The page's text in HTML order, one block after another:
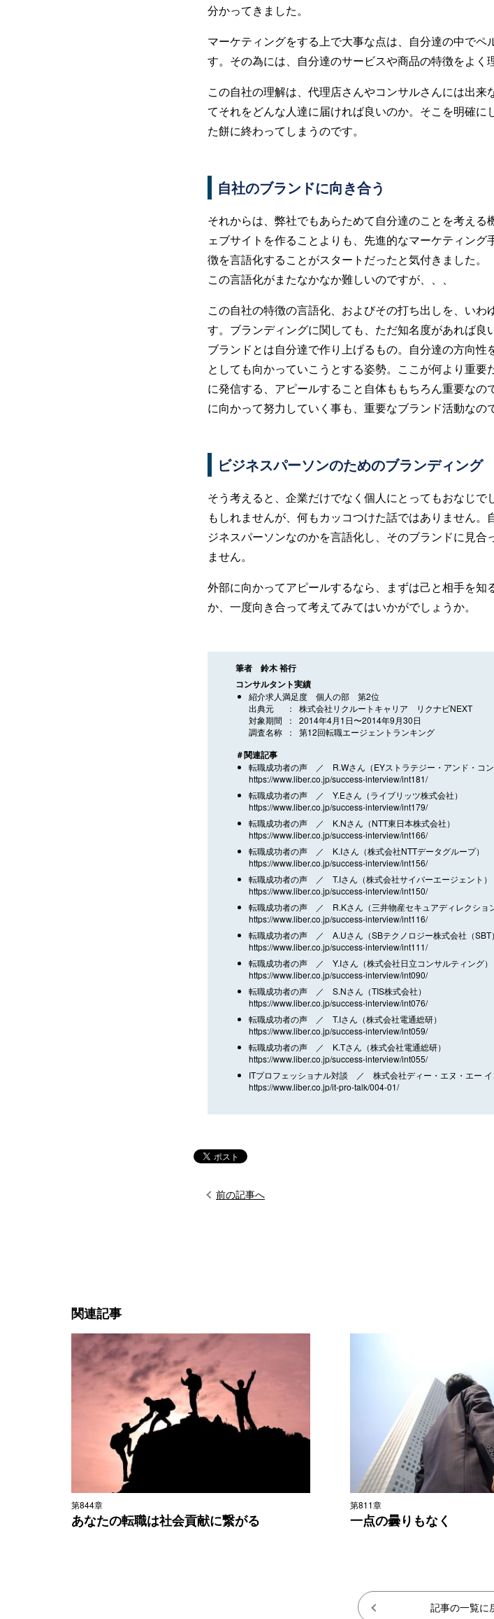
分かってきました。
マーケティングをする上で大事な点は、自分達の中で
す。その為には、自分達のサービスや商品の特徴をよく
この自社の理解は、代理店さんやコンサルさんには出
てそれをどんな人達に届ければ良いのか。そこを明確
た餅に終わってしまうのです。
自社のブランドに向き合う
それからは、弊社でもあらためて自分達のことを考え
ェブサイトを作ることよりも、先進的なマーケティン
徴を言語化することがスタートだったと気付きました。
この言語化がまたなかなか難しいのですが、、、
この自社の特徴の言語化、およびその打ち出しを、い
す。ブランディングに関しても、ただ知名度があれば良
ブランドとは自分達で作り上げるもの。自分達の方向
としても向かっていこうとする姿勢。ここが何より重
に発信する、アピールすること自体ももちろん重要な
に向かって努力していく事も、重要なブランド活動なの
ビジネスパーソンのためのブランディング
そう考えると、企業だけでなく個人にとってもおなじ
もしれませんが、何もカッコつけた話ではありません
ジネスパーソンなのかを言語化し、そのブランドに見
ません。
外部に向かってアピールするなら、まずは己と相手を
か、一度向き合って考えてみてはいかがでしょうか。
筆者 鈴木 裕行
コンサルタント実績
紹介求人満足度 個人の部 第2位
出典元
株式会社リクルートキャリア リクナビNEXT
対象期間
2014年4月1日〜2014年9月30日
調査名称
第12回転職エージェントランキング
＃関連記事
転職成功者の声 ／ R.Wさん（EYストラテジー・アンド・コン
https://www.liber.co.jp/success-interview/int181/
転職成功者の声 ／ Y.Eさん（ライブリッツ株式会社）
https://www.liber.co.jp/success-interview/int179/
転職成功者の声 ／ K.Nさん（NTT東日本株式会社）
https://www.liber.co.jp/success-interview/int166/
転職成功者の声 ／ K.Iさん（株式会社NTTデータグループ）
https://www.liber.co.jp/success-interview/int156/
転職成功者の声 ／ T.Iさん（株式会社サイバーエージェント）
https://www.liber.co.jp/success-interview/int150/
転職成功者の声 ／ R.Kさん（三井物産セキュアディレクショ
https://www.liber.co.jp/success-interview/int116/
転職成功者の声 ／ A.Uさん（SBテクノロジー株式会社（SBT
https://www.liber.co.jp/success-interview/int111/
転職成功者の声 ／ Y.Iさん（株式会社日立コンサルティング）
https://www.liber.co.jp/success-interview/int090/
転職成功者の声 ／ S.Nさん（TIS株式会社）
https://www.liber.co.jp/success-interview/int076/
転職成功者の声 ／ T.Iさん（株式会社電通総研）
https://www.liber.co.jp/success-interview/int059/
転職成功者の声 ／ K.Tさん（株式会社電通総研）
https://www.liber.co.jp/success-interview/int055/
ITプロフェッショナル対談 ／ 株式会社ディー・エヌ・エー イ
https://www.liber.co.jp/it-pro-talk/004-01/
前の記事へ
関連記事
第844章
あなたの転職は社会貢献に繋がる
第811章
一点の曇りもなく
記事の一覧に